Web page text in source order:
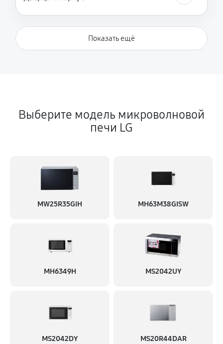
Показать ещё
Выберите модель микроволновой
печи LG
MW25R35GIH MH63M38GISW
MH6349H MS2042UY
MS2042DY MS20R44DAR